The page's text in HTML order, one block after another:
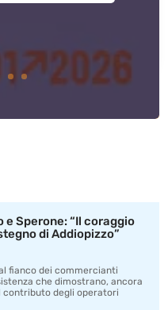
Sperone: “Il coraggio
di Addiopizzo”
fianco dei commercianti
che dimostrano, ancora
contributo degli operatori